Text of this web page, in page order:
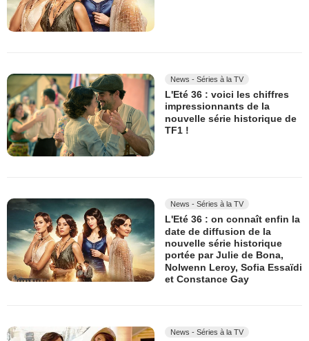
News - Séries à la TV
L'Eté 36 : voici les chiffres
impressionnants de la
nouvelle série historique de
TF1 !
News - Séries à la TV
L'Eté 36 : on connaît enfin la
date de diffusion de la
nouvelle série historique
portée par Julie de Bona,
Nolwenn Leroy, Sofia Essaïdi
et Constance Gay
News - Séries à la TV